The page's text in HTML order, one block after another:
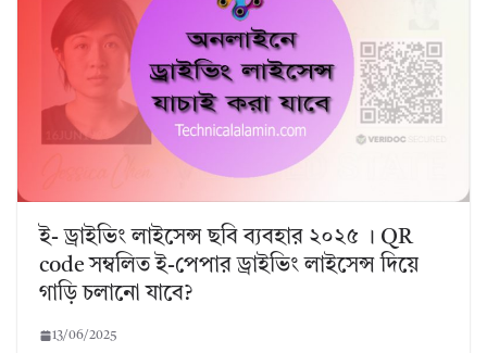
ই- ড্রাইভিং লাইসেন্স ছবি ব্যবহার ২০২৫ । QR
code সম্বলিত ই-পেপার ড্রাইভিং লাইসেন্স দিয়ে
গাড়ি চলানো যাবে?
13/06/2025